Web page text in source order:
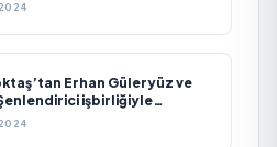
Erhan Güleryüz ve
işbirliğiyle
bir aşk manifestosu: “Deliler